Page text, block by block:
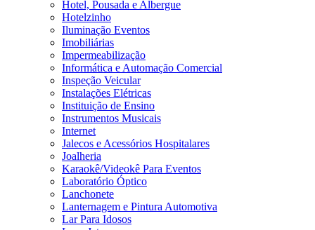
Hotel, Pousada e Albergue
Hotelzinho
Iluminação Eventos
Imobiliárias
Impermeabilização
Informática e Automação Comercial
Inspeção Veicular
Instalações Elétricas
Instituição de Ensino
Instrumentos Musicais
Internet
Jalecos e Acessórios Hospitalares
Joalheria
Karaokê/Videokê Para Eventos
Laboratório Óptico
Lanchonete
Lanternagem e Pintura Automotiva
Lar Para Idosos